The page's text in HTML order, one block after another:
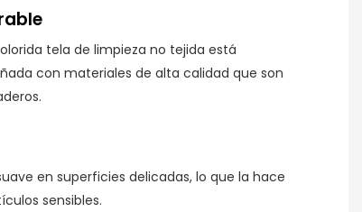
tela de limpieza no tejida está
con materiales de alta calidad que son
en superficies delicadas, lo que la hace
sensibles.